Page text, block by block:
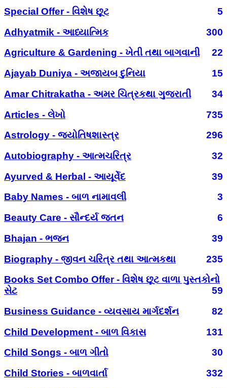
Special Offer - વિશેષ છૂટ
5
Adhyatmik - આધ્યાત્મિક
300
Agriculture & Gardening - ખેતી તથા બાગવાની
22
Ajayab Duniya - અજાયબ દુનિયા
15
Amar Chitrakatha - અમર ચિત્રકથા ગુજરાતી
34
Articles - લેખો
735
Astrology - જ્યોતિષશાસ્ત્ર
296
Autobiography - આત્મચરિત્ર
32
Ayurved & Herbal - આયૂર્વેદ
39
Baby Names - બાળ નામાવલી
3
Beauty Care - સૌન્દર્ય જતન
6
Bhajan - ભજન
39
Biography - જીવન ચરિત્ર તથા આત્મકથા
235
Books Set Combo Offer - વિશેષ છૂટ વાળા પુસ્તકોનો
સેટ
59
Business Guidance - વ્યવસાય માર્ગદર્શન
82
Child Development - બાળ વિકાસ
131
Child Songs - બાળ ગીતો
30
Child Stories - બાળવાર્તા
332